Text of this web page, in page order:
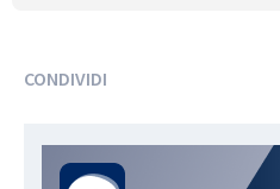
CONDIVIDI